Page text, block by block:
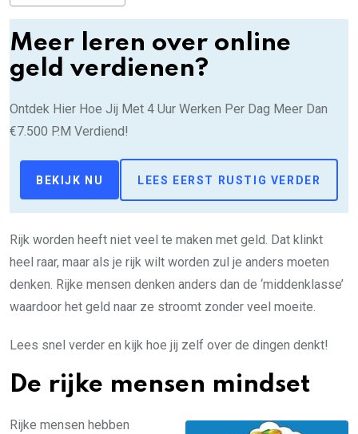
Meer leren over online
geld verdienen?
Ontdek Hier Hoe Jij Met 4 Uur Werken Per Dag Meer Dan
€7.500 P.M Verdiend!
BEKIJK NU LEES EERST RUSTIG VERDER
Rijk worden heeft niet veel te maken met geld. Dat klinkt
heel raar, maar als je rijk wilt worden zul je anders moeten
denken. Rijke mensen denken anders dan de ‘middenklasse’
waardoor het geld naar ze stroomt zonder veel moeite.
Lees snel verder en kijk hoe jij zelf over de dingen denkt!
De rijke mensen mindset
Rijke mensen hebben